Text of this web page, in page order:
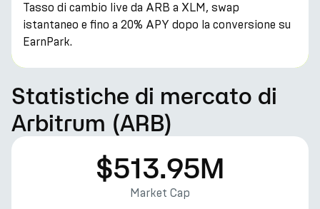
Tasso di cambio live da ARB a XLM, swap
istantaneo e fino a 20% APY dopo la conversione su
EarnPark.
Statistiche di mercato di
Arbitrum (ARB)
$513.95M
Market Cap